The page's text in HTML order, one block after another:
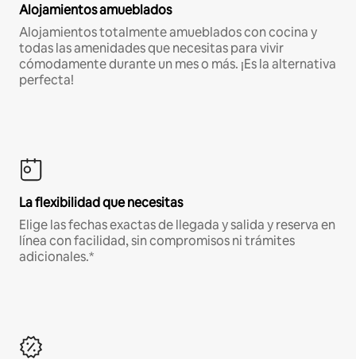
Alojamientos amueblados
Alojamientos totalmente amueblados con cocina y
todas las amenidades que necesitas para vivir
cómodamente durante un mes o más. ¡Es la alternativa
perfecta!
La flexibilidad que necesitas
Elige las fechas exactas de llegada y salida y reserva en
línea con facilidad, sin compromisos ni trámites
adicionales.*